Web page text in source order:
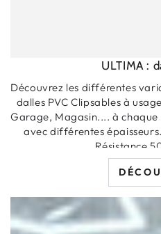
ULTIMA :
Découvrez les différentes
dalles PVC Clipsables à
Garage, Magasin.... à
avec différentes
Résistance